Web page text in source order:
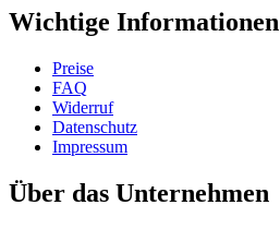
Wichtige Informationen
Preise
FAQ
Widerruf
Datenschutz
Impressum
Über das Unternehmen